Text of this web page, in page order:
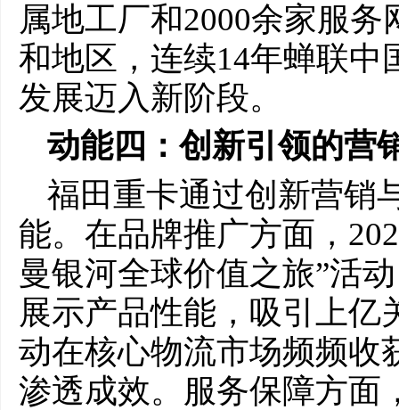
属地工厂和2000余家服
和地区，连续14年蝉联
发展迈入新阶段。
动能四： 创新引领的营
福田重卡通过创新营销
能。在品牌推广方面，
曼银河全球价值之旅”活
展示产品性能，吸引上亿
动在核心物流市场频频收
渗透成效。服务保障方面